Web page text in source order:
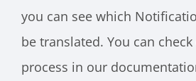
you can see which
be translated. You can
process in our